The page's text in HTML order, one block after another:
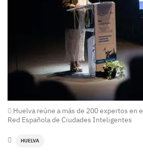
Huelva reúne a más de 200 expertos en
Red Española de Ciudades Inteligentes
HUELVA